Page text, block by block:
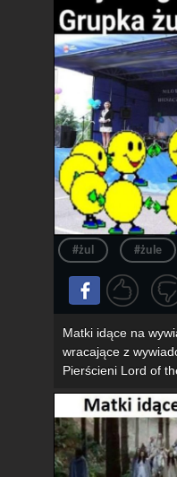
#żul #żule
Matki idące na
wracające z
Pierścieni Lord of